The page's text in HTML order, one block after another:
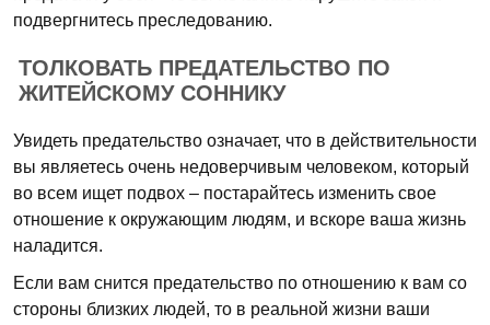
подвергнитесь преследованию.
ТОЛКОВАТЬ ПРЕДАТЕЛЬСТВО ПО
ЖИТЕЙСКОМУ СОННИКУ
Увидеть предательство означает, что в действительности
вы являетесь очень недоверчивым человеком, который
во всем ищет подвох – постарайтесь изменить свое
отношение к окружающим людям, и вскоре ваша жизнь
наладится.
Если вам снится предательство по отношению к вам со
стороны близких людей, то в реальной жизни ваши